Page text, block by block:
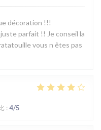
décoration !!!
parfait !! Je conseil la
vous n êtes pas
: 4/5